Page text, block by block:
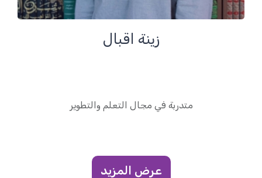
زينة اقبال
متدربة في مجال التعلم والتطوير
عرض المزيد